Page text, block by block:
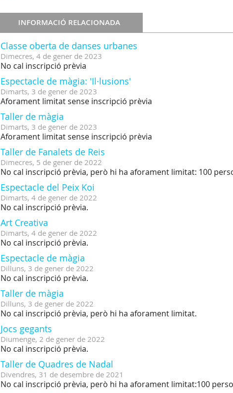
INFORMACIÓ RELACIONADA
Classe oberta de danses urbanes
Dimecres, 4 de gener de 2023
No cal inscripció prèvia
Espectacle de màgia: 'Il·lusions'
Dimarts, 3 de gener de 2023
Aforament limitat sense inscripció prèvia
Taller de màgia
Dimarts, 3 de gener de 2023
Aforament limitat sense inscripció prèvia
Taller de Fanalets de Reis
Dimecres, 5 de gener de 2022
No cal inscripció prèvia, però hi ha aforament limitat: 100
Espectacle del Peix Koi
Dimarts, 4 de gener de 2022
No cal inscripció prèvia.
Art Creativa
Dimarts, 4 de gener de 2022
No cal inscripció prèvia.
Espectacle de màgia
Dilluns, 3 de gener de 2022
No cal inscripció prèvia.
Taller de màgia
Dilluns, 3 de gener de 2022
No cal inscripció prèvia, però hi ha aforament limitat.
Jocs gegants
Diumenge, 2 de gener de 2022
No cal inscripció prèvia.
Taller de Quadres de Nadal
Divendres, 31 de desembre de 2021
No cal inscripció prèvia, però hi ha aforament limitat:100